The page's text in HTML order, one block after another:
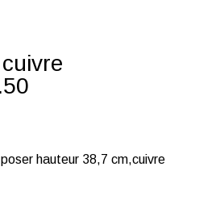
hauteur 38,7 cm,cuivre